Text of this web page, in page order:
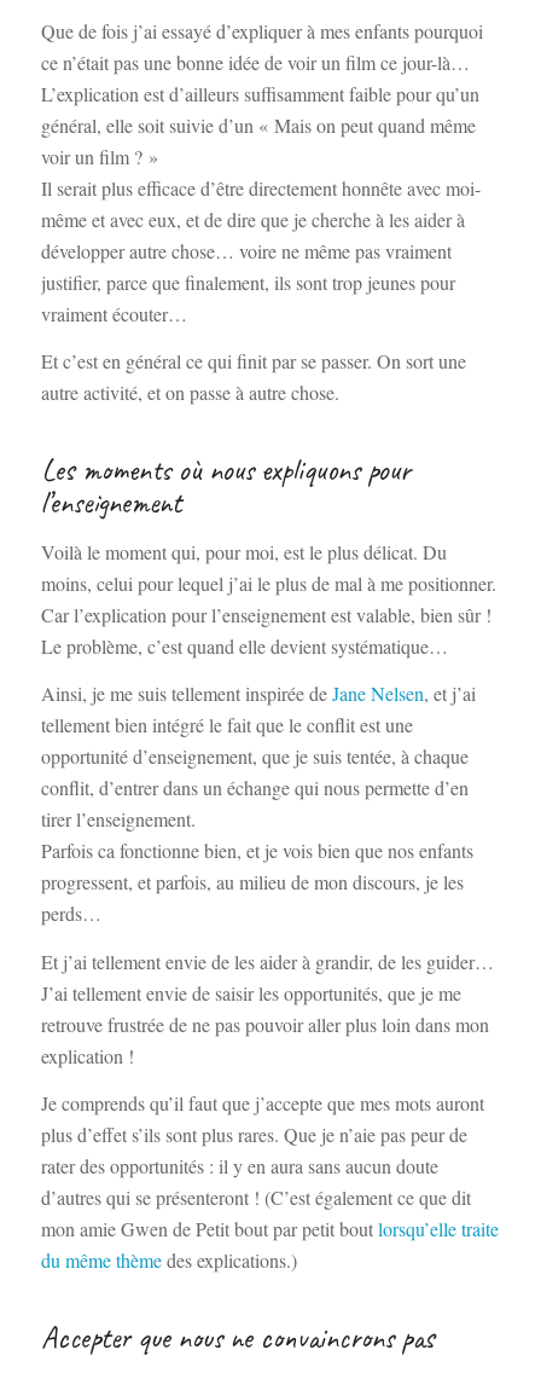
Que de fois j’ai essayé d’expliquer à mes enfants pourquoi
ce n’était pas une bonne idée de voir un film ce jour-là…
L’explication est d’ailleurs suffisamment faible pour qu’un
général, elle soit suivie d’un « Mais on peut quand même
voir un film ? »
Il serait plus efficace d’être directement honnête avec moi-
même et avec eux, et de dire que je cherche à les aider à
développer autre chose… voire ne même pas vraiment
justifier, parce que finalement, ils sont trop jeunes pour
vraiment écouter…
Et c’est en général ce qui finit par se passer. On sort une
autre activité, et on passe à autre chose.
Les moments où nous expliquons pour
l’enseignement
Voilà le moment qui, pour moi, est le plus délicat. Du
moins, celui pour lequel j’ai le plus de mal à me positionner.
Car l’explication pour l’enseignement est valable, bien sûr !
Le problème, c’est quand elle devient systématique…
Ainsi, je me suis tellement inspirée deJane Nelsen, et j’ai
tellement bien intégré le fait que le conflit est une
opportunité d’enseignement, que je suis tentée, à chaque
conflit, d’entrer dans un échange qui nous permette d’en
tirer l’enseignement.
Parfois ca fonctionne bien, et je vois bien que nos enfants
progressent, et parfois, au milieu de mon discours, je les
perds…
Et j’ai tellement envie de les aider à grandir, de les guider…
J’ai tellement envie de saisir les opportunités, que je me
retrouve frustrée de ne pas pouvoir aller plus loin dans mon
explication !
Je comprends qu’il faut que j’accepte que mes mots auront
plus d’effet s’ils sont plus rares. Que je n’aie pas peur de
rater des opportunités : il y en aura sans aucun doute
d’autres qui se présenteront ! (C’est également ce que dit
mon amie Gwen de Petit bout par petit boutlorsqu’elle traite
du même thèmedes explications.)
Accepter que nous ne convaincrons pas